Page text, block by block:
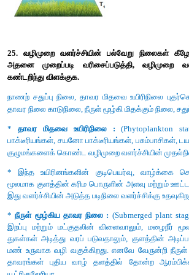
iv) இறுதி ஊட்ட மட்டத்தில் (T
v) எனவே வனச்சூழல் மண்டலத்தின்
தோன்றுகிறது.
22. பொதுவாக மனிதனின்
உள்ளது. ஒரு மாணவனாக நீ சூழல் மண்டல
சூழல் மண்டல பாதுகாப்பிற்கு அன்றாட
நாம் கீழ்க்கண்டவற்றை பின்பற்ற வேண்டும்.
* சூழல் நட்புடையப் பொருட்களை மட்டுமே
மறுசுழற்சி செய்தல்.
* அதிக மரங்களை வளர்த்தல்.